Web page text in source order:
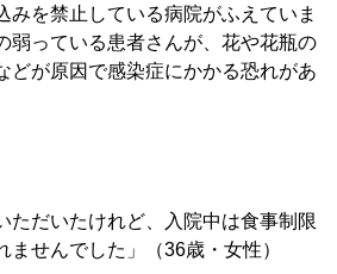
みを禁止している病院がふえていま
弱っている患者さんが、花や花瓶の
どが原因で感染症にかかる恐れがあ
ただいたけれど、入院中は食事制限
ませんでした」（36歳・女性）